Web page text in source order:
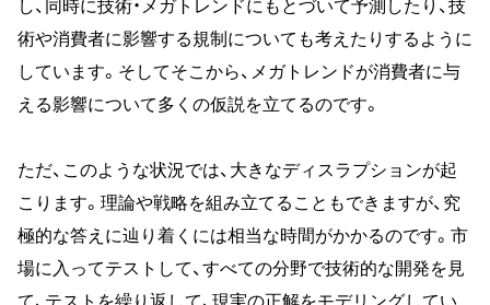
し、同時に技術・メガトレンドにもとづいて予測したり、技
術や消費者に影響する規制についても考えたりするように
しています。そしてそこから、メガトレンドが消費者に与
える影響について多くの仮説を立てるのです。
ただ、このような状況では、大きなディスラプションが起
こります。理論や戦略を組み立てることもできますが、究
極的な答えに辿り着くには相当な時間がかかるのです。市
場に入ってテストして、すべての分野で技術的な開発を見